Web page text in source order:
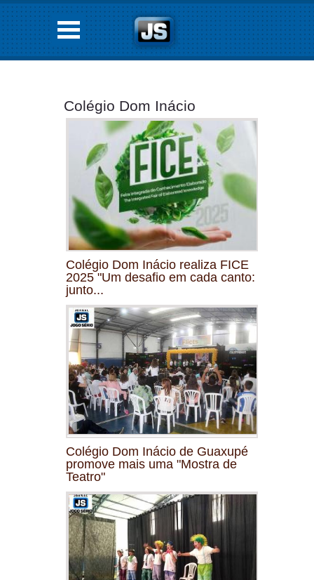
Colégio Dom Inácio
Colégio Dom Inácio realiza FICE
2025 "Um desafio em cada canto:
junto...
Colégio Dom Inácio de Guaxupé
promove mais uma "Mostra de
Teatro"